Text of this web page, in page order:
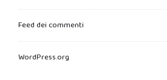
Feed dei commenti
WordPress.org